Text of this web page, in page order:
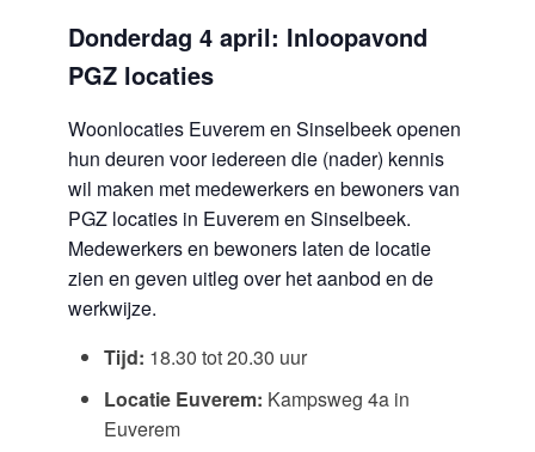
Donderdag 4 april: Inloopavond
PGZ locaties
Woonlocaties Euverem en Sinselbeek openen
hun deuren voor iedereen die (nader) kennis
wil maken met medewerkers en bewoners van
PGZ locaties in Euverem en Sinselbeek.
Medewerkers en bewoners laten de locatie
zien en geven uitleg over het aanbod en de
werkwijze.
Tijd: 18.30 tot 20.30 uur
Locatie Euverem: Kampsweg 4a in
Euverem